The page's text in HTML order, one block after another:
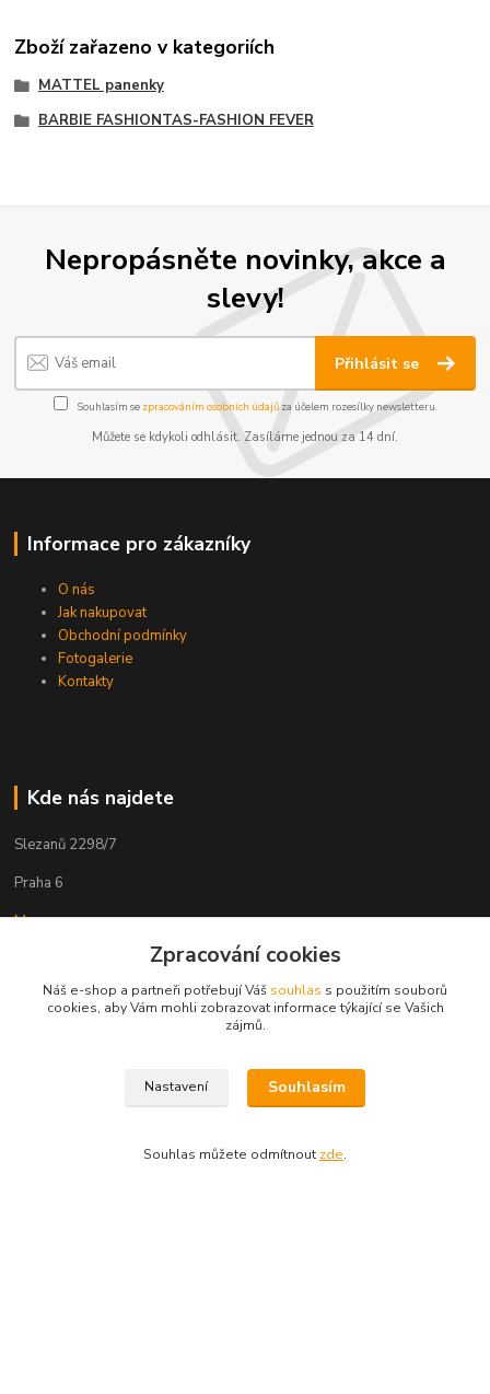
Zboží zařazeno v kategoriích
MATTEL panenky
BARBIE FASHIONTAS-FASHION FEVER
Nepropásněte novinky, akce a
slevy!
Přihlásit se
Souhlasím se zpracováním osobních údajůza účelem rozesílky newsletteru.
Můžete se kdykoli odhlásit. Zasíláme jednou za 14 dní.
Informace pro zákazníky
O nás
Jak nakupovat
Obchodní podmínky
Fotogalerie
Kontakty
Kde nás najdete
Slezanů 2298/7
Praha 6
Mapa
Zpracování cookies
Náš e-shop a partneři potřebují Váš souhlas s použitím souborů
cookies, aby Vám mohli zobrazovat informace týkající se Vašich
zájmů.
Nastavení Souhlasím
Souhlas můžete odmítnout zde.